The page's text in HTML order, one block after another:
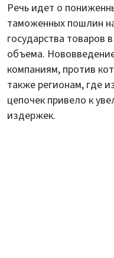
Речь идет о
таможенных пошлин
государства товаров
объема.
компаниям, против
также регионам, где
цепочек привело к
издержек.